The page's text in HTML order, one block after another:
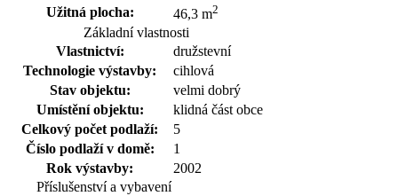
Užitná plocha:
46,3 m2
Základní vlastnosti
Vlastnictví:
družstevní
Technologie výstavby:
cihlová
Stav objektu:
velmi dobrý
Umístění objektu:
klidná část obce
Celkový počet podlaží:
5
Číslo podlaží v domě:
1
Rok výstavby:
2002
Příslušenství a vybavení